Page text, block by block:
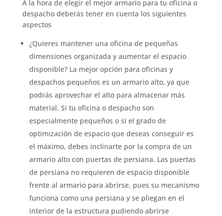
A la hora de elegir el mejor armario para tu oficina o
despacho deberás tener en cuenta los siguientes
aspectos
¿Quieres mantener una oficina de pequeñas
dimensiones organizada y aumentar el espacio
disponible? La mejor opción para oficinas y
despachos pequeños es un armario alto, ya que
podrás aprovechar el alto para almacenar más
material. Si tu oficina o despacho son
especialmente pequeños o si el grado de
optimización de espacio que deseas conseguir es
el máximo, debes inclinarte por la compra de un
armario alto con puertas de persiana. Las puertas
de persiana no requieren de espacio disponible
frente al armario para abrirse, pues su mecanismo
funciona como una persiana y se pliegan en el
interior de la estructura pudiendo abrirse